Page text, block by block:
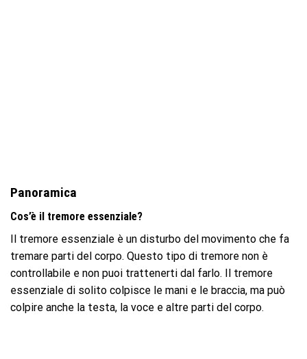
Panoramica
Cos’è il tremore essenziale?
Il tremore essenziale è un disturbo del movimento che fa
tremare parti del corpo. Questo tipo di tremore non è
controllabile e non puoi trattenerti dal farlo. Il tremore
essenziale di solito colpisce le mani e le braccia, ma può
colpire anche la testa, la voce e altre parti del corpo.